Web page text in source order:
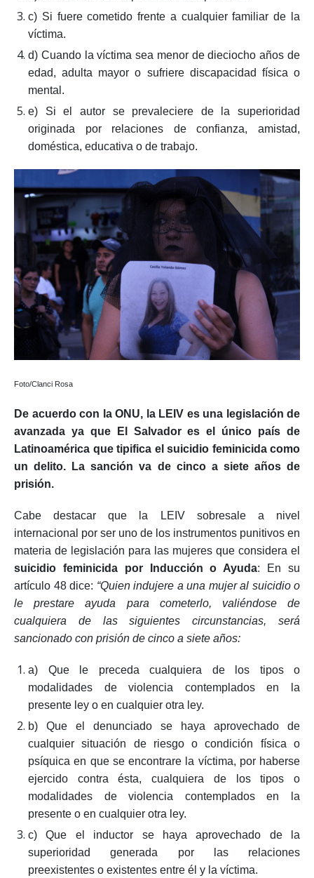
b) Si fuere realizado por dos o más personas.
c) Si fuere cometido frente a cualquier familiar de la
d) Cuando la víctima sea menor de dieciocho años de
edad, adulta mayor o sufriere discapacidad física o
e) Si el autor se prevaleciere de la superioridad
originada por relaciones de confianza, amistad,
doméstica, educativa o de trabajo.
De acuerdo con la ONU, la LEIV es una legislación de
avanzada ya que El Salvador es el único país de
Latinoamérica que tipifica el suicidio feminicida como
prisión.
Cabe destacar que la LEIV sobresale a nivel
internacional por ser uno de los instrumentos punitivos en
materia de legislación para las mujeres que considera el
suicidio feminicida por Inducción o Ayuda
“Quien indujere a una mujer al suicidio o
le prestare ayuda para cometerlo, valiéndose de
cualquiera de las siguientes circunstancias, será
sancionado con prisión de cinco a siete años:
a) Que le preceda cualquiera de los tipos o
modalidades de violencia contemplados en la
presente ley o en cualquier otra ley.
b) Que el denunciado se haya aprovechado de
cualquier situación de riesgo o condición física o
psíquica en que se encontrare la víctima, por haberse
ejercido contra ésta, cualquiera de los tipos o
modalidades de violencia contemplados en la
presente o en cualquier otra ley.
c) Que el inductor se haya aprovechado de la
superioridad generada por las relaciones